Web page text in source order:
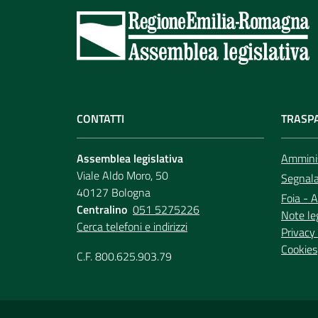
CONTATTI
Assemblea legislativa
Viale Aldo Moro, 50
40127 Bologna
Centralino 051 5275226
Cerca telefoni e indirizzi
C.F. 800.625.903.79
Foia -
Note
Cookies